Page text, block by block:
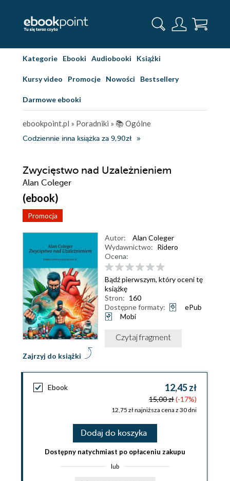
Kategorie Ebooki Audiobooki Książki
Kursy video Promocje Nowości Bestsellery
Darmowe ebooki
ebookpoint.pl » Poradniki » 📚 Ogólne
Codziennie inna książka za 9,90zł
Zwycięstwo nad Uzależnieniem
Alan Coleger
(ebook)
Promocja
Zajrzyj do książki
Autor:
Alan Coleger
Wydawnictwo: Ridero
Ocena:
Bądź pierwszym, który oceni tę
książkę
Stron: 160
Dostępne formaty:
ePub
Mobi
Czytaj fragment
Ebook 12,45 zł
15,00 zł(-17%)
12,75 zł najniższa cena z 30 dni
Dodaj do koszyka
Dostępny natychmiast po opłaceniu zakupu
lub